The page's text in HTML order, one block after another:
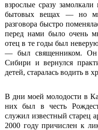
взрослые сразу
бытовых вещах — но
разговора быстро
перед нами было очень
отец в те годы был
— был священником. Он
Сибири и вернулся
детей, старалась водить в
В дни моей молодости в
них был в честь
служил известный старец
2000 году причислен к